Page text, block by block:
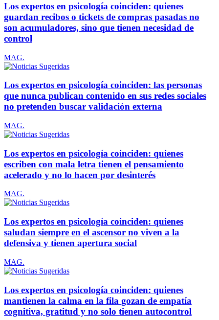
Los expertos en psicología coinciden: quienes
guardan recibos o tickets de compras pasadas no
son acumuladores, sino que tienen necesidad de
control
MAG.
Los expertos en psicología coinciden: las personas
que nunca publican contenido en sus redes sociales
no pretenden buscar validación externa
MAG.
Los expertos en psicología coinciden: quienes
escriben con mala letra tienen el pensamiento
acelerado y no lo hacen por desinterés
MAG.
Los expertos en psicología coinciden: quienes
saludan siempre en el ascensor no viven a la
defensiva y tienen apertura social
MAG.
Los expertos en psicología coinciden: quienes
mantienen la calma en la fila gozan de empatía
cognitiva, gratitud y no solo tienen autocontrol